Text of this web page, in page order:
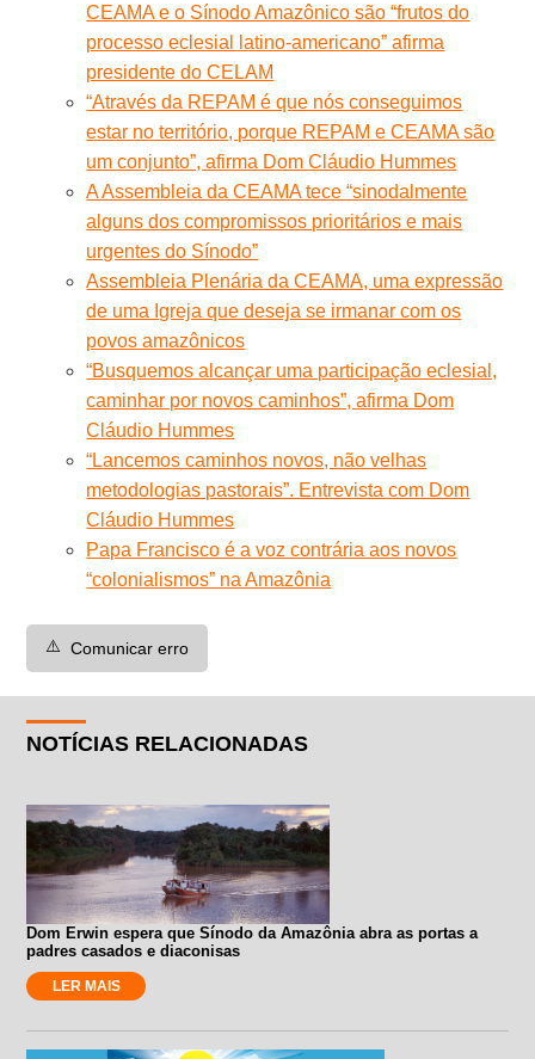
CEAMA e o Sínodo Amazônico são “frutos do
processo eclesial latino-americano” afirma
presidente do CELAM
“Através da REPAM é que nós conseguimos
estar no território, porque REPAM e CEAMA são
um conjunto”, afirma Dom Cláudio Hummes
A Assembleia da CEAMA tece “sinodalmente
alguns dos compromissos prioritários e mais
urgentes do Sínodo”
Assembleia Plenária da CEAMA, uma expressão
de uma Igreja que deseja se irmanar com os
povos amazônicos
“Busquemos alcançar uma participação eclesial,
caminhar por novos caminhos”, afirma Dom
Cláudio Hummes
“Lancemos caminhos novos, não velhas
metodologias pastorais”. Entrevista com Dom
Cláudio Hummes
Papa Francisco é a voz contrária aos novos
“colonialismos” na Amazônia
⚠️ Comunicar erro
NOTÍCIAS RELACIONADAS
Dom Erwin espera que Sínodo da Amazônia abra as portas a
padres casados e diaconisas
LER MAIS